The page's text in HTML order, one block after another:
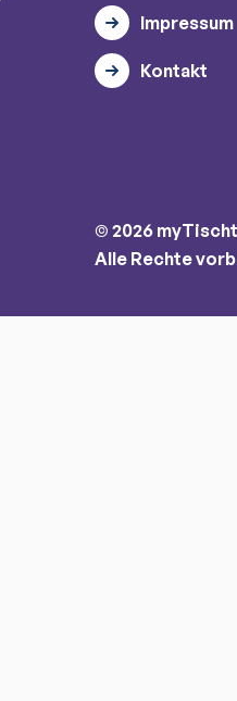
Impressum
Kontakt
© 2026
Alle Rechte